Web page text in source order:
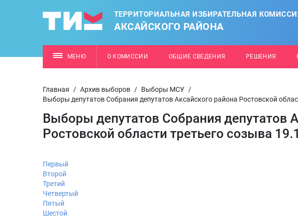
ТЕРРИТОРИАЛЬНАЯ ИЗБИРАТЕЛЬНАЯ
АКСАЙСКОГО РАЙОНА
МЕНЮ О КОМИССИИ ОБЩИЕ СВЕДЕНИЯ РЕШЕНИЯ
Главная / Архив выборов / Выборы МСУ /
Выборы депутатов Собрания депутатов Аксайского района Ростовской
Выборы депутатов Собрания депутатов
Ростовской области третьего созыва
Первый
Второй
Третий
Четвертый
Пятый
Шестой